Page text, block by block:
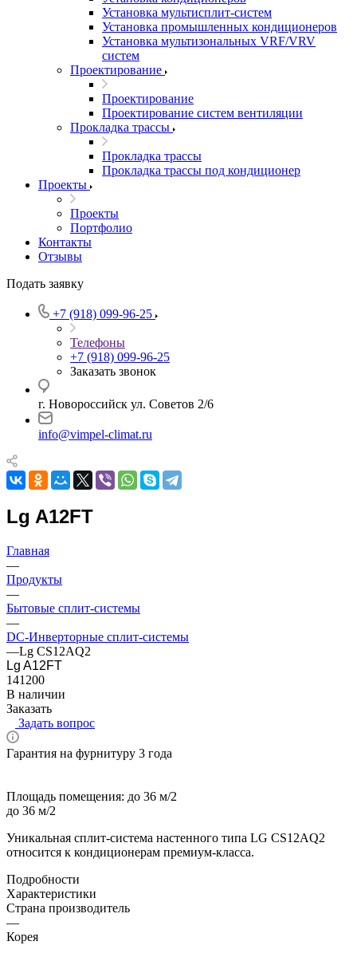
Установка мультисплит-систем
Установка промышленных кондиционеров
Установка мультизональных VRF/VRV
систем
Проектирование
Проектирование
Проектирование систем вентиляции
Прокладка трассы
Прокладка трассы
Прокладка трассы под кондиционер
Проекты
Проекты
Портфолио
Контакты
Отзывы
Подать заявку
+7 (918) 099-96-25
Телефоны
+7 (918) 099-96-25
Заказать звонок
г. Новороссийск ул. Советов 2/6
info@vimpel-climat.ru
Lg A12FT
Главная
—
Продукты
—
Бытовые сплит-системы
—
DC-Инверторные сплит-системы
—Lg CS12AQ2
Lg A12FT
141200
В наличии
Заказать
Задать вопрос
Гарантия на фурнитуру 3 года
Площадь помещения: до 36 м/2
до 36 м/2
Уникальная сплит-система настенного типа LG СS12AQ2
относится к кондиционерам премиум-класса.
Подробности
Характеристики
Страна производитель
—
Корея